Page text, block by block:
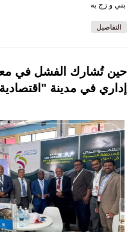
بني و زج به
التفاصيل
حين تُشارك الفشل في
إداري في مدينة